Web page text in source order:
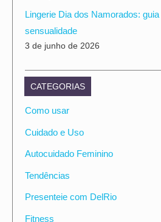
Lingerie Dia dos Namorados:
sensualidade
3 de junho de 2026
CATEGORIAS
Como usar
Cuidado e Uso
Autocuidado Feminino
Tendências
Presenteie com DelRio
Fitness